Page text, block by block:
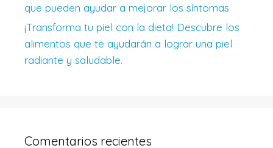
que pueden ayudar a mejorar los síntomas
¡Transforma tu piel con la dieta! Descubre los
alimentos que te ayudarán a lograr una piel
radiante y saludable.
Comentarios recientes